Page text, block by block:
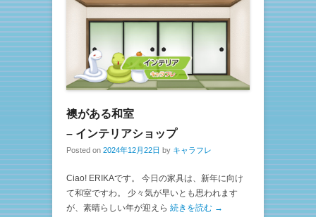
襖がある和室
– インテリアショップ
Posted on 2024年12月22日 by キャラフレ
Ciao! ERIKAです。 今日の家具は、新年に向け
て和室ですわ。 少々気が早いとも思われます
が、素晴らしい年が迎えら 続きを読む →